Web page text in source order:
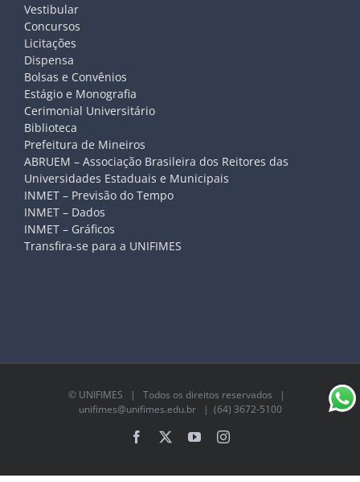
Vestibular
Concursos
Licitações
Dispensa
Bolsas e Convênios
Estágio e Monografia
Cerimonial Universitário
Biblioteca
Prefeitura de Mineiros
ABRUEM – Associação Brasileira dos Reitores das
Universidades Estaduais e Municipais
INMET – Previsão do Tempo
INMET – Dados
INMET – Gráficos
Transfira-se para a UNIFIMES
© UNIFIMES | Todos os direitos reservados |
unifimes@unifimes.edu.br| (64) 3672-5100
Facebook YouTubeInstagram